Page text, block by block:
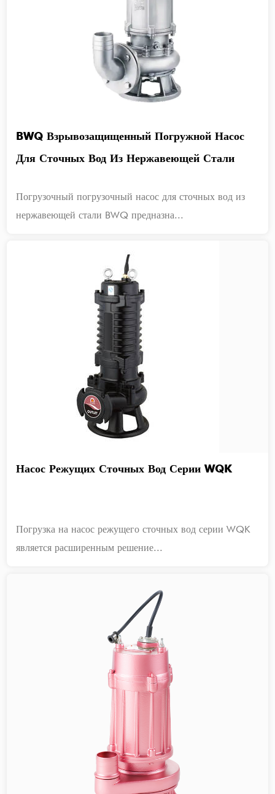
BWQ Взрывозащищенный Погружной Насос
Для Сточных Вод Из Нержавеющей Стали
Погрузочный погрузочный насос для сточных вод из
нержавеющей стали BWQ предназна...
Насос Режущих Сточных Вод Серии WQK
Погрузка на насос режущего сточных вод серии WQK
является расширенным решение...